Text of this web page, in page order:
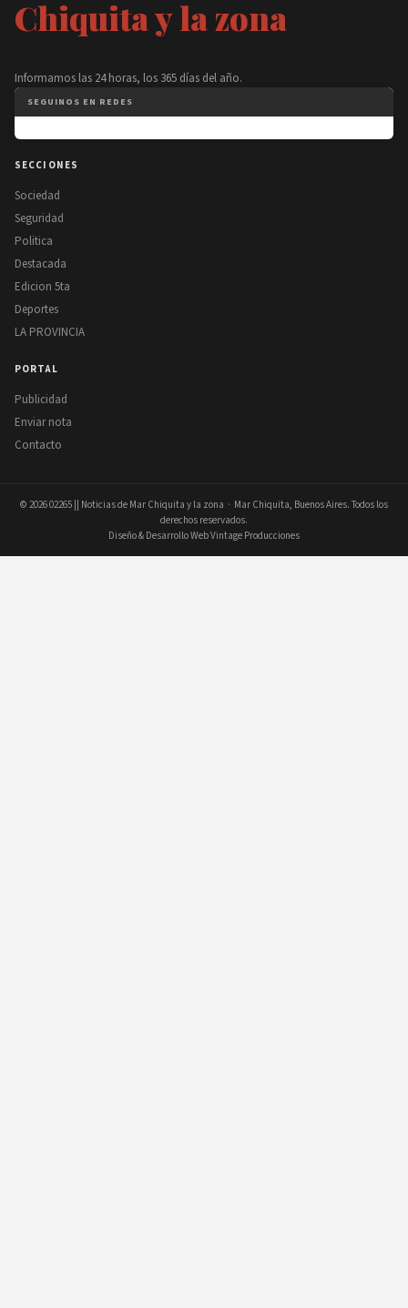
Chiquita y la zona
Informamos las 24 horas, los 365 días del año.
SEGUINOS EN REDES
SECCIONES
Sociedad
Seguridad
Politica
Destacada
Edicion 5ta
Deportes
LA PROVINCIA
PORTAL
Publicidad
Enviar nota
Contacto
© 202602265 || Noticias de Mar Chiquita y la zona · Mar Chiquita, Buenos Aires. Todos los
derechos reservados.
Diseño & Desarrollo Web Vintage Producciones